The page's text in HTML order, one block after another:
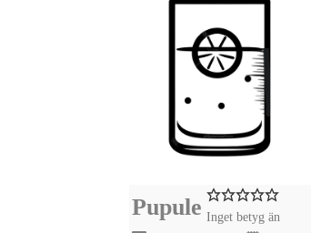
Pupule Inget betyg än